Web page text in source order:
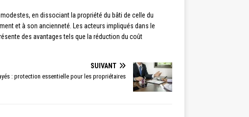
en dissociant la propriété du bâti de celle du
et à son ancienneté. Les acteurs impliqués dans le
des avantages tels que la réduction du coût
SUIVANT
: protection essentielle pour les propriétaires